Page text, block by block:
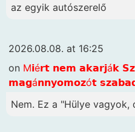
az egyik autószerelő
2026.08.08. at 16:25
on M𝗶é𝗿𝘁 𝗻𝗲𝗺 𝗮𝗸𝗮𝗿𝗷á𝗸
𝗺𝗮𝗴á𝗻𝗻𝘆𝗼𝗺𝗼𝘇ó𝘁
Nem. Ez a "Hülye vagyok,